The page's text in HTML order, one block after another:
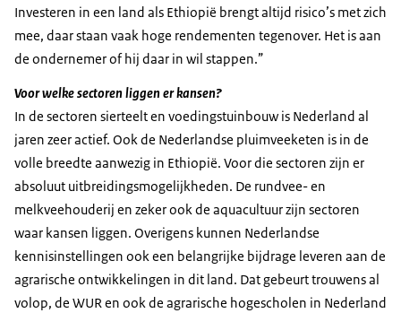
Investeren in een land als Ethiopië brengt altijd risico’s met zich
mee, daar staan vaak hoge rendementen tegenover. Het is aan
de ondernemer of hij daar in wil stappen.”
Voor welke sectoren liggen er kansen?
In de sectoren sierteelt en voedingstuinbouw is Nederland al
jaren zeer actief. Ook de Nederlandse pluimveeketen is in de
volle breedte aanwezig in Ethiopië. Voor die sectoren zijn er
absoluut uitbreidingsmogelijkheden. De rundvee- en
melkveehouderij en zeker ook de aquacultuur zijn sectoren
waar kansen liggen. Overigens kunnen Nederlandse
kennisinstellingen ook een belangrijke bijdrage leveren aan de
agrarische ontwikkelingen in dit land. Dat gebeurt trouwens al
volop, de WUR en ook de agrarische hogescholen in Nederland